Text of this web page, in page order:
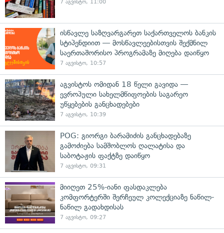
7 აგვისტო, 11:00
ისწავლე საზღვარგარეთ საქართველოს ბანკის
სტიპენდიით — მოსწავლეებისთვის შექმნილ
საერთაშორისო პროგრამაზე მიღება დაიწყო
7 აგვისტო, 10:57
აგვისტოს ომიდან 18 წელი გავიდა —
ევროპული სახელმწიფოების საგარეო
უწყებების განცხადებები
7 აგვისტო, 10:39
POG: გიორგი ბარამიძის განცხადებაზე
გამოძიება სამშობლოს ღალატისა და
საბოტაჟის ფაქტზე დაიწყო
7 აგვისტო, 09:31
მიიღეთ 25%-იანი ფასდაკლება
კომფორტერში შერჩეულ კოლექციაზე ნაწილ-
ნაწილ გადახდისას
7 აგვისტო, 09:27